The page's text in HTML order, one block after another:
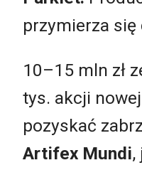
przymierza
10–15 mln zł
tys. akcji
pozyskać
Artifex Mundi,